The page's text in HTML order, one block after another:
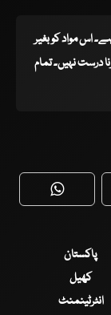
اس مواد کو بغیر
درست نہیں۔ تمام
پاکستان
کھیل
انٹرٹینمنٹ